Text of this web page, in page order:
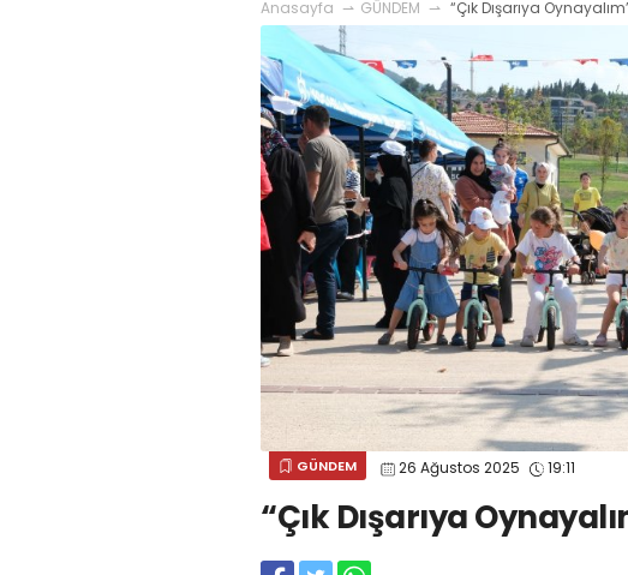
Anasayfa GÜNDEM “Çık Dışarıya
GÜNDEM 26 Ağustos 2025 19:11
“Çık Dışarıya